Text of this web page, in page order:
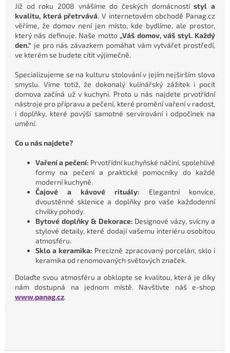
Již od roku 2008 vnášíme do českých domácnostístyl a
kvalitu, která přetrvává. V internetovém obchodě Panag.cz
věříme, že domov není jen místo, kde bydlíme, ale prostor,
který nás definuje. Naše motto„Váš domov, váš styl. Každý
den.“ je pro nás závazkem pomáhat vám vytvářet prostředí,
ve kterém se budete cítit výjimečně.
Specializujeme se na kulturu stolování v jejím nejširším slova
smyslu. Víme totiž, že dokonalý kulinářský zážitek i pocit
domova začíná už v kuchyni. Proto u nás najdete prvotřídní
nástroje pro přípravu a pečení, které promění vaření v radost,
i doplňky, které povýší samotné servírování i odpočinek na
umění.
Co u nás najdete?
Vaření a pečení: Prvotřídní kuchyňské náčiní, spolehlivé
formy na pečení a praktické pomocníky do každé
moderní kuchyně.
Čajové a kávové rituály: Elegantní konvice,
dvoustěnné sklenice a doplňky pro vaše každodenní
chvilky pohody.
Bytové doplňky & Dekorace: Designové vázy, svícny a
stylové detaily, které dodají vašemu interiéru osobitou
atmosféru.
Sklo a keramika: Precizně zpracovaný porcelán, sklo i
keramika od renomovaných světových značek.
Dolaďte svou atmosféru a obklopte se kvalitou, která je díky
nám dostupná na jednom místě. Navštivte náš e-shop
www.panag.cz.